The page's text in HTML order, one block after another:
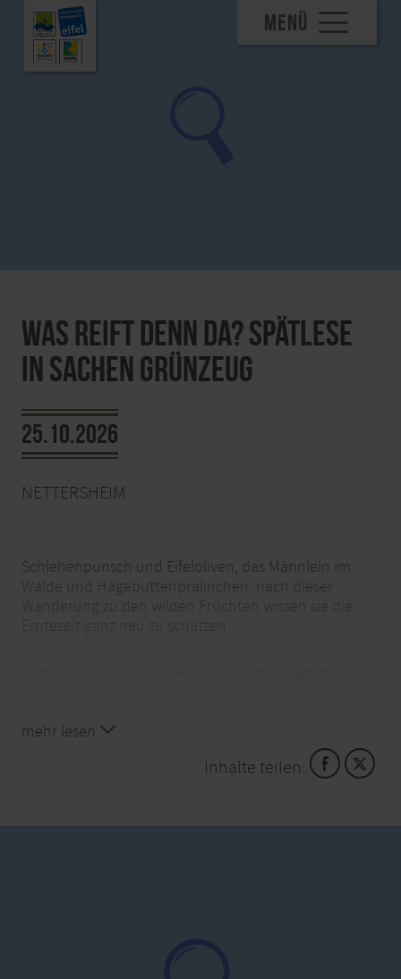
MENÜ
Was reift denn da? Spätlese
in Sachen Grünzeug
25.10.2026
NETTERSHEIM
Schlehenpunsch und Eifeloliven, das Männlein im
Walde und Hagebuttenpralinchen: nach dieser
Wanderung zu den wilden Früchten wissen sie die
Kosten: 10€ Erw., 7,50€ Ki. bis 14 Jahre, 30€ Fam.
Ort: Nettersheim, Naturzentrum Eifel, Urftstraße 2-4
mehr lesen
Inhalte teilen: